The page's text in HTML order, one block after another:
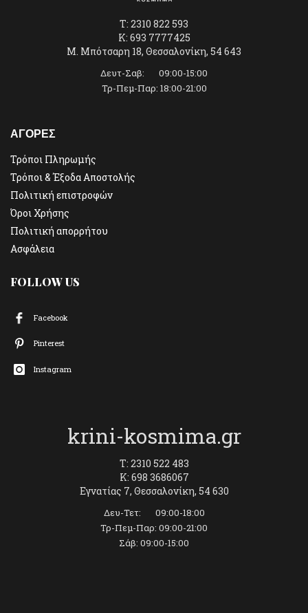
T: 2310 822 593
K: 693 7777425
Μ. Μπότσαρη 18, Θεσσαλονίκη, 54 643
Δευτ-Σαβ: 09:00-15:00
Τρ-Πεμ-Παρ: 18:00-21:00
ΑΓΟΡΕΣ
Τρόποι Πληρωμής
Τρόποι & Έξοδα Αποστολής
Πολιτική επιστροφών
Όροι Χρήσης
Πολιτική απορρήτου
Ασφάλεια
FOLLOW US
Facebook
Pinterest
Instagram
krini-kosmima.gr
T: 2310 522 483
K: 698 3686067
Εγνατίας 7, Θεσσαλονίκη, 54 630
Δευ-Τετ: 09:00-18:00
Τρ-Πεμ-Παρ: 09:00-21:00
Σάβ: 09:00-15:00